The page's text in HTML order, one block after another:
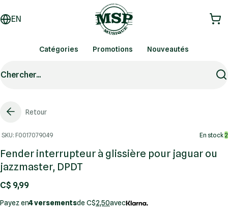
EN
Catégories Promotions Nouveautés
Chercher...
Retour
SKU: F0017079049 En stock2
Fender interrupteur à glissière pour jaguar ou
jazzmaster, DPDT
C$ 9,99
Payez en4 versementsde C$2,50avec